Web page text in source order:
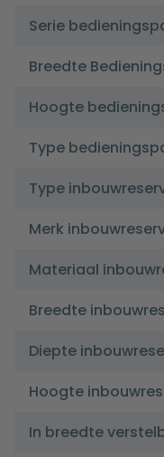
Serie
Breedte
Hoogte
Type
Type
Merk
Materiaal
Breedte
Diepte
Hoogte
In breedte